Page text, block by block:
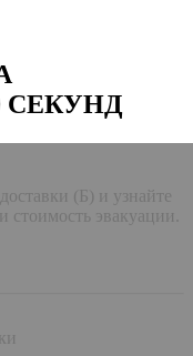
СЕКУНД
(Б) и узнайте
стоимость эвакуации.